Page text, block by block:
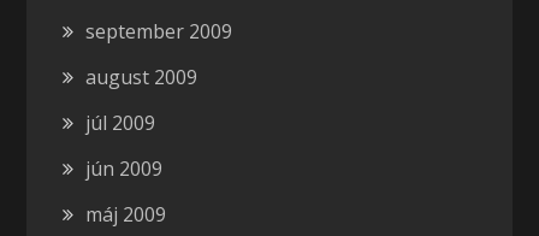
september 2009
august 2009
júl 2009
jún 2009
máj 2009